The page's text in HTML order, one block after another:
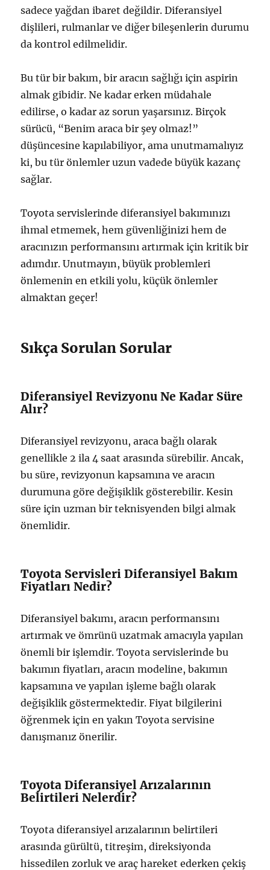
sadece yağdan ibaret değildir. Diferansiyel
dişlileri, rulmanlar ve diğer bileşenlerin durumu
da kontrol edilmelidir.
Bu tür bir bakım, bir aracın sağlığı için aspirin
almak gibidir. Ne kadar erken müdahale
edilirse, o kadar az sorun yaşarsınız. Birçok
sürücü, “Benim araca bir şey olmaz!”
düşüncesine kapılabiliyor, ama unutmamalıyız
ki, bu tür önlemler uzun vadede büyük kazanç
sağlar.
Toyota servislerinde diferansiyel bakımınızı
ihmal etmemek, hem güvenliğinizi hem de
aracınızın performansını artırmak için kritik bir
adımdır. Unutmayın, büyük problemleri
önlemenin en etkili yolu, küçük önlemler
almaktan geçer!
Sıkça Sorulan Sorular
Diferansiyel Revizyonu Ne Kadar Süre
Alır?
Diferansiyel revizyonu, araca bağlı olarak
genellikle 2 ila 4 saat arasında sürebilir. Ancak,
bu süre, revizyonun kapsamına ve aracın
durumuna göre değişiklik gösterebilir. Kesin
süre için uzman bir teknisyenden bilgi almak
önemlidir.
Toyota Servisleri Diferansiyel Bakım
Fiyatları Nedir?
Diferansiyel bakımı, aracın performansını
artırmak ve ömrünü uzatmak amacıyla yapılan
önemli bir işlemdir. Toyota servislerinde bu
bakımın fiyatları, aracın modeline, bakımın
kapsamına ve yapılan işleme bağlı olarak
değişiklik göstermektedir. Fiyat bilgilerini
öğrenmek için en yakın Toyota servisine
danışmanız önerilir.
Toyota Diferansiyel Arızalarının
Belirtileri Nelerdir?
Toyota diferansiyel arızalarının belirtileri
arasında gürültü, titreşim, direksiyonda
hissedilen zorluk ve araç hareket ederken çekiş